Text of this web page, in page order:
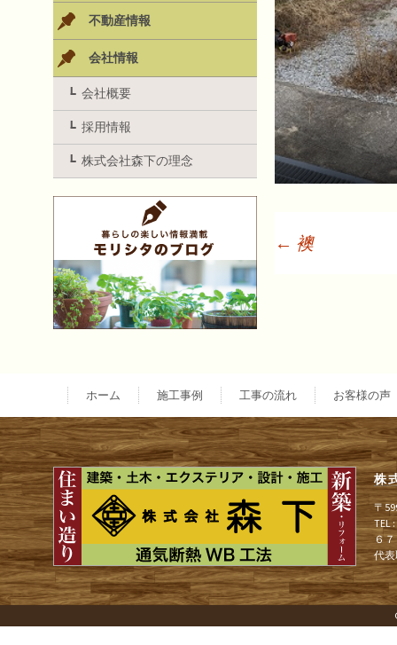
ナ
ビ
ゲ
ー
シ
← 襖
不動産情報
会社情報
会社概要
採用情報
株式会社森下の理念
ホーム 施工事例 工事の流れ お客様の声
株
〒
TEL
６
代